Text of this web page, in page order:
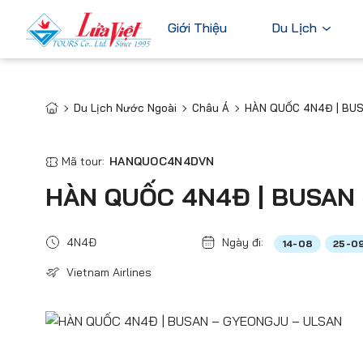
Giới Thiệu Du Lịch
Du Lịch Trong Nước
Tour Cao Cấp
Đức
Hà Lan
Du Lịch Nước Ngoài Châu Á HÀN QUỐC 4N4Đ |
Mã tour: HANQUOC4N4DVN
HÀN QUỐC 4N4Đ |
4N4Đ Ngày đi: 14-08 25-
Vietnam Airlines